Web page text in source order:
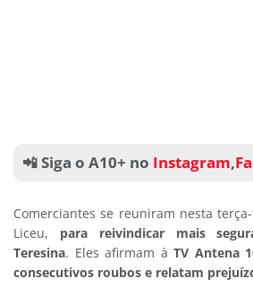
📲 Siga o A10+ no Instagram,
Comerciantes se reuniram nesta
Liceu, para reivindicar mais
Teresina. Eles afirmam à TV Antena
consecutivos roubos e relatam